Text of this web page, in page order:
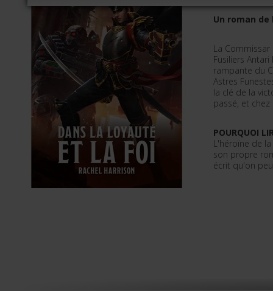
Un roman
La Commissar
Fusiliers
rampante du
Astres
la clé de la
passé, et
POURQUOI
L'héroïne de
son propre
écrit qu'on